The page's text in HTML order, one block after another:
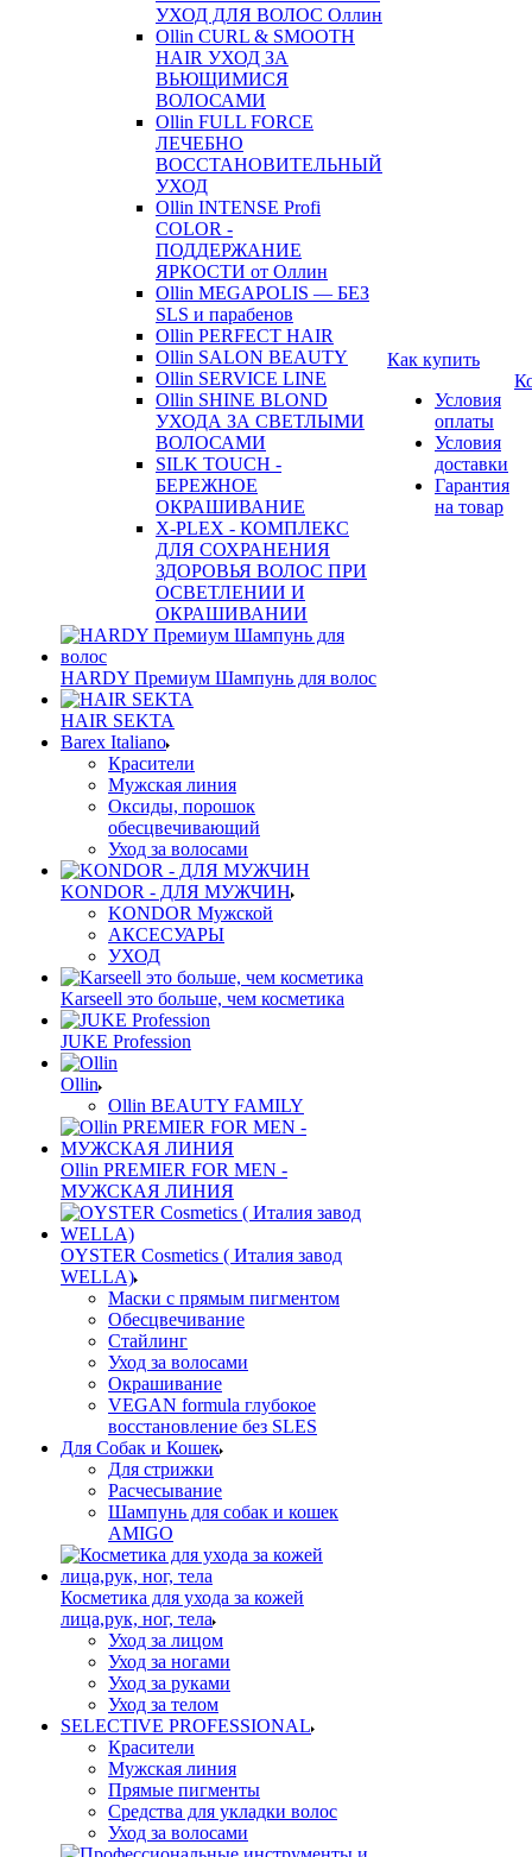
УХОД ДЛЯ ВОЛОС Оллин
Ollin CURL & SMOOTH
HAIR УХОД ЗА
ВЬЮЩИМИСЯ
ВОЛОСАМИ
Ollin FULL FORCE
ЛЕЧЕБНО
ВОССТАНОВИТЕЛЬНЫЙ
УХОД
Ollin INTENSE Profi
COLOR -
ПОДДЕРЖАНИЕ
ЯРКОСТИ от Оллин
Ollin MEGAPOLIS — БЕЗ
SLS и парабенов
Ollin PERFECT HAIR
Ollin SALON BEAUTY
Ollin SERVICE LINE
Ollin SHINE BLOND
УХОДА ЗА СВЕТЛЫМИ
ВОЛОСАМИ
SILK TOUCH -
БЕРЕЖНОЕ
ОКРАШИВАНИЕ
X-PLEX - КОМПЛЕКС
ДЛЯ СОХРАНЕНИЯ
ЗДОРОВЬЯ ВОЛОС ПРИ
ОСВЕТЛЕНИИ И
ОКРАШИВАНИИ
HARDY Премиум Шампунь для волос
HAIR SEKTA
Barex Italiano
Красители
Мужская линия
Оксиды, порошок
обесцвечивающий
Уход за волосами
KONDOR - ДЛЯ МУЖЧИН
KONDOR Мужской
АКСЕСУАРЫ
УХОД
Karseell это больше, чем косметика
JUKE Profession
Ollin
Ollin BEAUTY FAMILY
Ollin PREMIER FOR MEN -
МУЖСКАЯ ЛИНИЯ
OYSTER Cosmetics ( Италия завод
WELLA)
Маски с прямым пигментом
Обесцвечивание
Стайлинг
Уход за волосами
Окрашивание
VEGAN formula глубокое
восстановление без SLES
Для Собак и Кошек
Для стрижки
Расчесывание
Шампунь для собак и кошек
AMIGO
Косметика для ухода за кожей
лица,рук, ног, тела
Уход за лицом
Уход за ногами
Уход за руками
Уход за телом
SELECTIVE PROFESSIONAL
Красители
Мужская линия
Прямые пигменты
Средства для укладки волос
Уход за волосами
Как купить
Условия
оплаты
Условия
доставки
Гарантия
на товар